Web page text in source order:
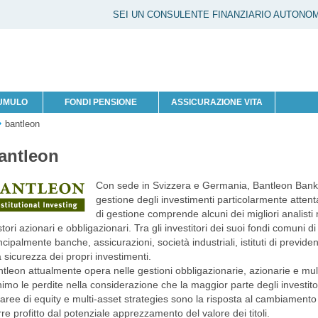
SEI UN CONSULENTE FINANZIARIO
FONDI PENSIONE ASSICURAZIONE VITA
bantleon
Con sede in Svizzera e Germania, Bantleon
gestione degli investimenti particolarmente
di gestione comprende alcuni dei migliori
azionari e obbligazionari. Tra gli investitori dei suoi fondi comuni
banche, assicurazioni, società industriali, istituti di
sicurezza dei propri investimenti.
attualmente opera nelle gestioni obbligazionarie, azionarie e
le perdite nella considerazione che la maggior parte degli
di equity e multi-asset strategies sono la risposta al
profitto dal potenziale apprezzamento del valore dei titoli.